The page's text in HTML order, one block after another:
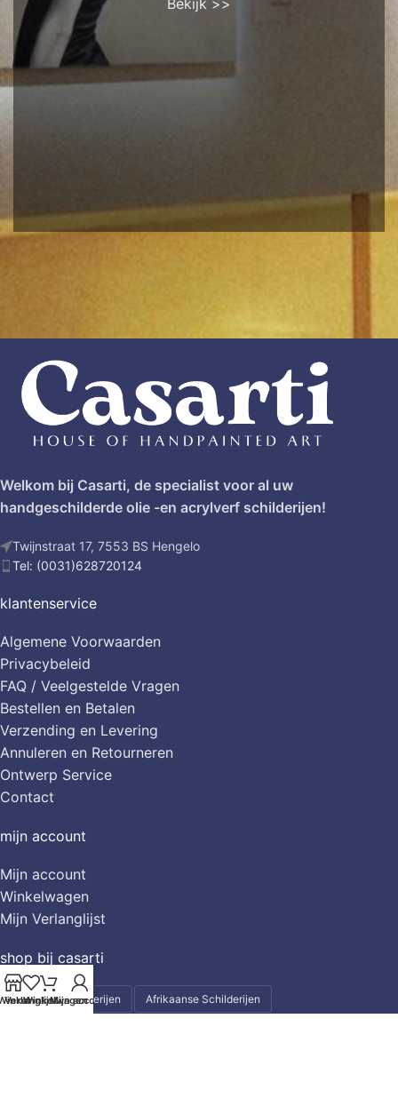
Bekijk >>
Welkom bij Casarti, de specialist voor al uw
handgeschilderde olie -en acrylverf schilderijen!
Twijnstraat 17, 7553 BS Hengelo
Tel: (0031)628720124
klantenservice
Algemene Voorwaarden
Privacybeleid
FAQ / Veelgestelde Vragen
Bestellen en Betalen
Verzending en Levering
Annuleren en Retourneren
Ontwerp Service
Contact
mijn account
Mijn account
Winkelwagen
Mijn Verlanglijst
shop bij casarti
Abstracte Schilderijen Afrikaanse Schilderijen
Verlanglijst
Winkelwagen
Mijn account